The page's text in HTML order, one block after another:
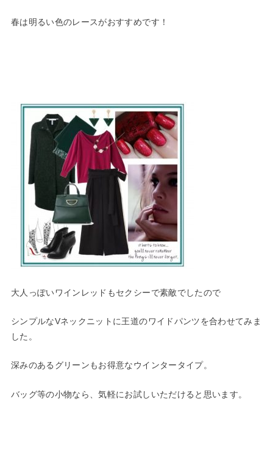
春は明るい色のレースがおすすめです！
大人っぽいワインレッドもセクシーで素敵でしたので
シンプルなVネックニットに王道のワイドパンツを合わせてみま
した。
深みのあるグリーンもお得意なウインタータイプ。
バッグ等の小物なら、気軽にお試しいただけると思います。